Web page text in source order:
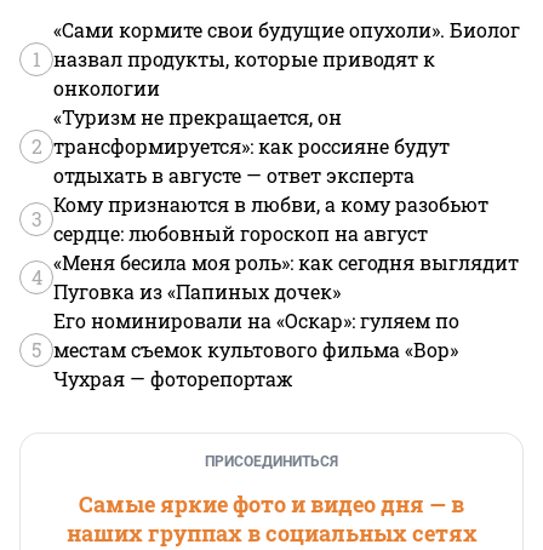
1
«Сами кормите свои будущие опухоли». Биолог
назвал продукты, которые приводят к
онкологии
2
«Туризм не прекращается, он
трансформируется»: как россияне будут
отдыхать в августе — ответ эксперта
3
Кому признаются в любви, а кому разобьют
сердце: любовный гороскоп на август
4
«Меня бесила моя роль»: как сегодня выглядит
Пуговка из «Папиных дочек»
5
Его номинировали на «Оскар»: гуляем по
местам съемок культового фильма «Вор»
Чухрая — фоторепортаж
ПРИСОЕДИНИТЬСЯ
Самые яркие фото и видео дня — в
наших группах в социальных сетях